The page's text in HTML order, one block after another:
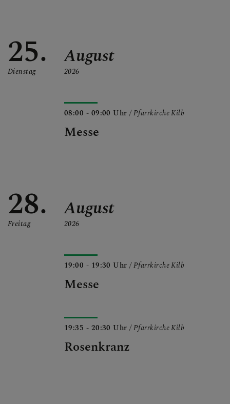
25.
Dienstag
August
2026
08:00 - 09:00 Uhr/ Pfarrkirche Kilb
Messe
28.
Freitag
August
2026
19:00 - 19:30 Uhr/ Pfarrkirche Kilb
Messe
19:35 - 20:30 Uhr/ Pfarrkirche Kilb
Rosenkranz